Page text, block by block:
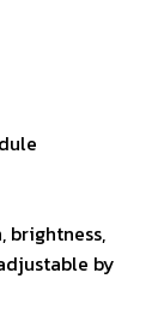
brightness,
by